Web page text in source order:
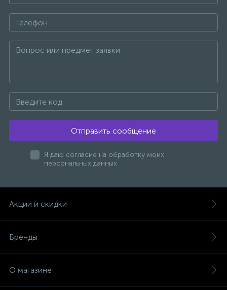
Отправить сообщение
Я даю согласие на обработку моих
персональных данных
Акции и скидки
Бренды
О магазине